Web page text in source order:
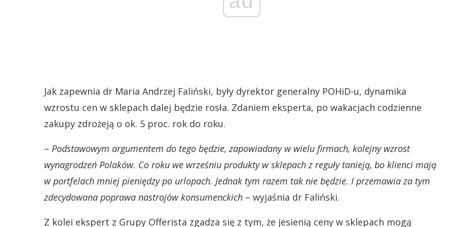
Jak zapewnia dr Maria Andrzej Faliński, były dyrektor generalny POHiD-u, dynamika
wzrostu cen w sklepach dalej będzie rosła. Zdaniem eksperta, po wakacjach codzienne
zakupy zdrożeją o ok. 5 proc. rok do roku.
– Podstawowym argumentem do tego będzie, zapowiadany w wielu firmach, kolejny wzrost
wynagrodzeń Polaków. Co roku we wrześniu produkty w sklepach z reguły tanieją, bo klienci mają
w portfelach mniej pieniędzy po urlopach. Jednak tym razem tak nie będzie. I przemawia za tym
zdecydowana poprawa nastrojów konsumenckich – wyjaśnia dr Faliński.
Z kolei ekspert z Grupy Offerista zgadza się z tym, że jesienią ceny w sklepach mogą